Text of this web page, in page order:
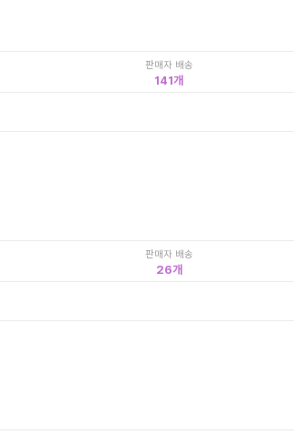
판매자 배송
141
판매자 배송
26